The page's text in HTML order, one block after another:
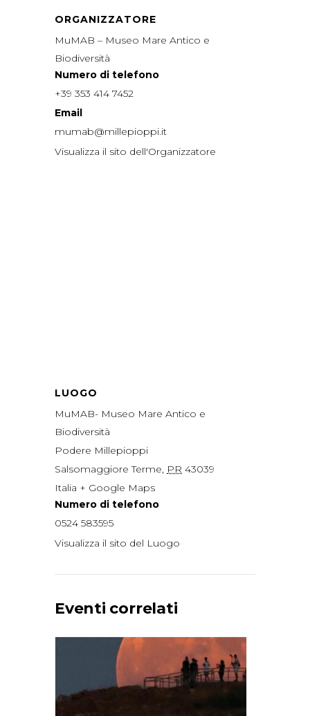
ORGANIZZATORE
MuMAB – Museo Mare Antico e
Biodiversità
Numero di telefono
+39 353 414 7452
Email
mumab@millepioppi.it
Visualizza il sito dell'Organizzatore
LUOGO
MuMAB- Museo Mare Antico e
Biodiversità
Podere Millepioppi
Salsomaggiore Terme, PR 43039
Italia + Google Maps
Numero di telefono
0524 583595
Visualizza il sito del Luogo
Eventi correlati